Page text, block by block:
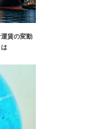
賃の変動